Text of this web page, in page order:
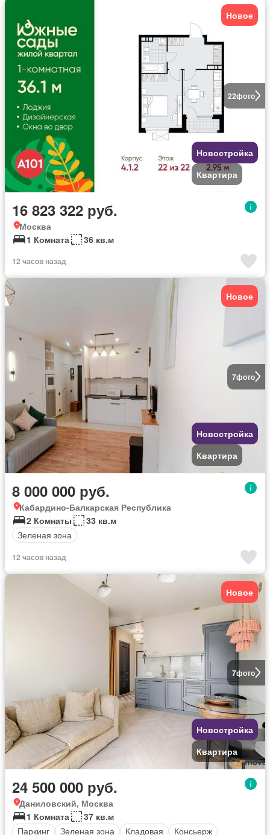
22фото
Новое
Новостройка
Квартира
16 823 322 руб.
Москва
1 Комната
36 кв.м
12 часов назад
7фото
Новое
Новостройка
Квартира
8 000 000 руб.
Кабардино-Балкарская Республика
2 Комнаты
33 кв.м
Зеленая зона
12 часов назад
7фото
Новое
Новостройка
Квартира
24 500 000 руб.
Даниловский, Москва
1 Комната
37 кв.м
Паркинг
Зеленая зона Кладовая Консьерж